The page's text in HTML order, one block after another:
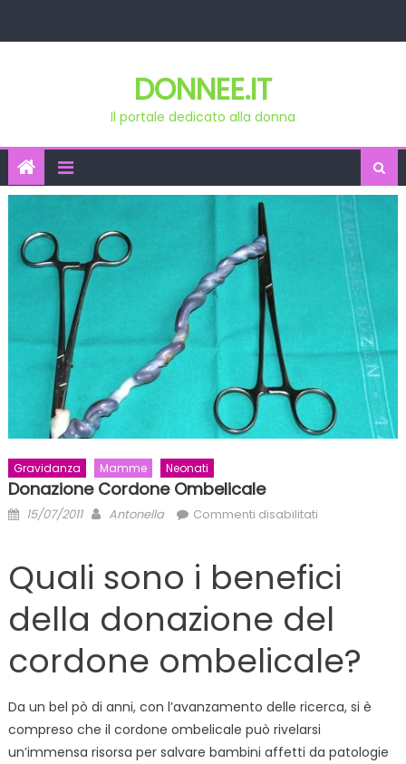
DONNEE.IT
Il portale dedicato alla donna
Gravidanza Mamme Neonati
Donazione Cordone Ombelicale
Posted
15/07/2011 Author
Antonella Commenti disabilitatisu
ombelicale
Quali sono i benefici
della donazione del
cordone ombelicale?
Da un bel pò di anni, con l’avanzamento delle ricerca, si è
compreso che il cordone ombelicale può rivelarsi
un’immensa risorsa per salvare bambini affetti da patologie